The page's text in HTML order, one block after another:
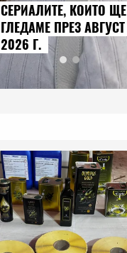
СЕРИАЛИТЕ, КОИТО ЩЕ
ГЛЕДАМЕ ПРЕЗ АВГУСТ
2026 Г.